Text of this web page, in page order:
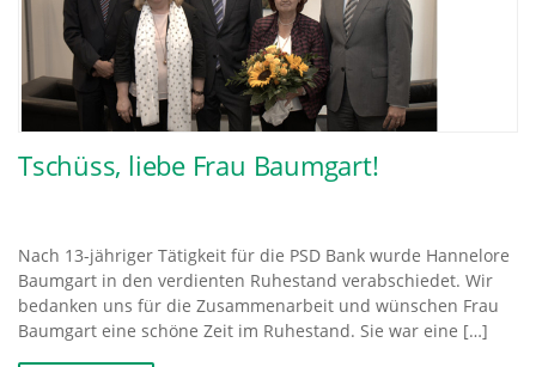
Tschüss, liebe Frau Baumgart!
Nach 13-jähriger Tätigkeit für die PSD Bank wurde Hannelore
Baumgart in den verdienten Ruhestand verabschiedet. Wir
bedanken uns für die Zusammenarbeit und wünschen Frau
Baumgart eine schöne Zeit im Ruhestand. Sie war eine […]